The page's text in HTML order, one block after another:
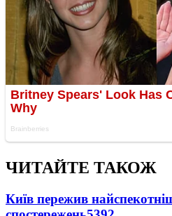
ЧИТАЙТЕ ТАКОЖ
Київ пережив